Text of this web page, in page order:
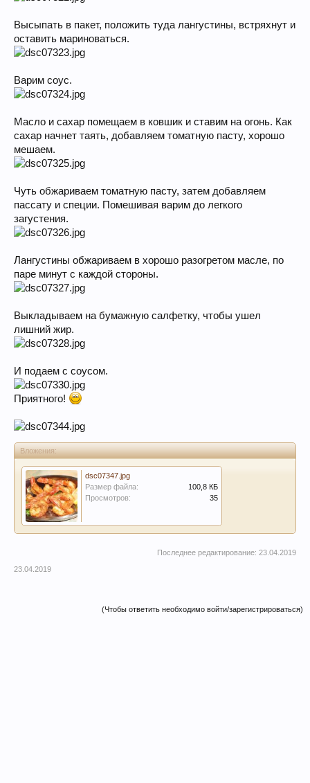
Высыпать в пакет, положить туда лангустины, встряхнут и
оставить мариноваться.
Варим соус.
Масло и сахар помещаем в ковшик и ставим на огонь. Как
сахар начнет таять, добавляем томатную пасту, хорошо
мешаем.
Чуть обжариваем томатную пасту, затем добавляем
пассату и специи. Помешивая варим до легкого
загустения.
Лангустины обжариваем в хорошо разогретом масле, по
паре минут с каждой стороны.
Выкладываем на бумажную салфетку, чтобы ушел
лишний жир.
И подаем с соусом.
Приятного!
Вложения:
dsc07347.jpg
Размер файла:
100,8 КБ
Просмотров:
35
Последнее редактирование: 23.04.2019
23.04.2019
(Чтобы ответить необходимо войти/зарегистрироваться)